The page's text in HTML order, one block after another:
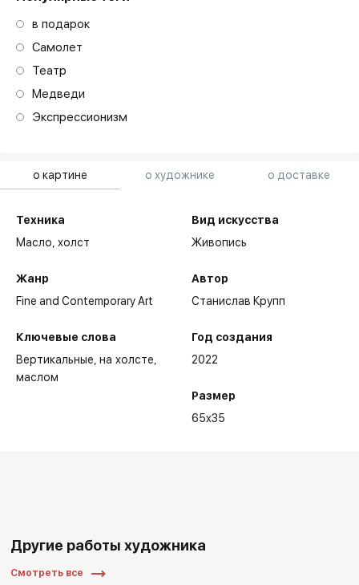
о картине о художнике о доставке
Техника
Масло,холст
Жанр
Fine and Contemporary Art
Ключевые слова
Вертикальные на холсте
маслом
Вид искусства
Живопись
Автор
Станислав Крупп
Год создания
2022
Размер
65x35
в подарок
Самолет
Театр
Медведи
Экспрессионизм
Другие работы художника
Смотреть все